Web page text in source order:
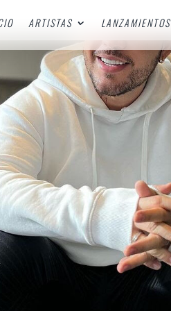
ARTISTAS LANZAMIENTOS